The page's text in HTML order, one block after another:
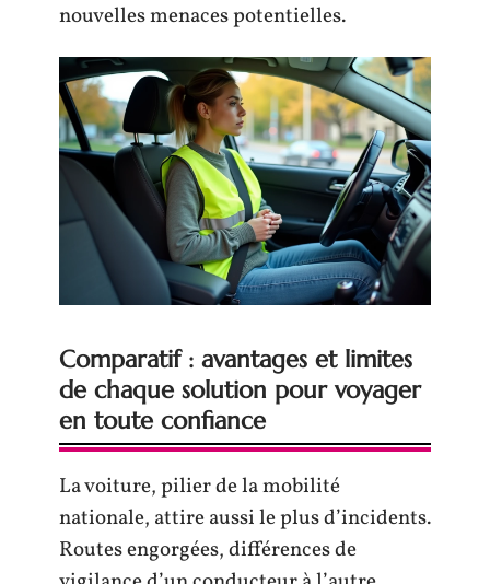
nouvelles menaces potentielles.
Comparatif : avantages et limites
de chaque solution pour voyager
en toute confiance
La voiture, pilier de la mobilité
nationale, attire aussi le plus d’incidents.
Routes engorgées, différences de